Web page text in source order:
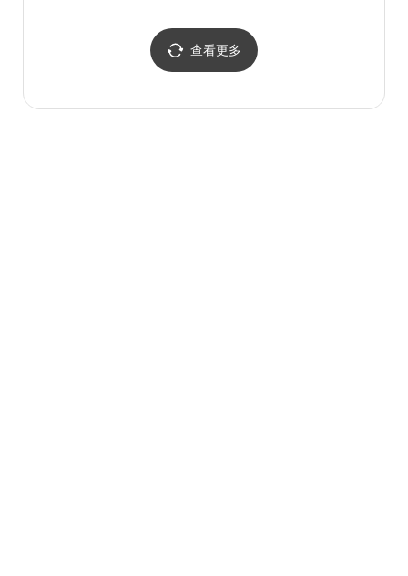
계사이먼프리미엄아울렛
어스 신세계사이먼프리
미엄아울렛 부산점)
查看更多